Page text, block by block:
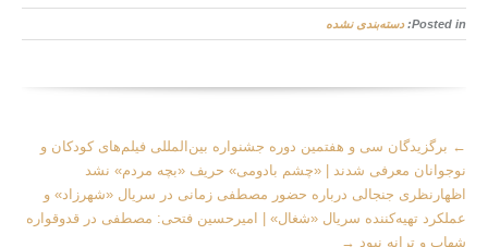
Posted in: دسته‌بندی نشده
More
Articles
← برگزیدگان سی و هفتمین دوره جشنواره بین‌المللی فیلم‌های کودکان و
نوجوانان معرفی شدند | «چشم بادومی» حریف «بچه مردم» نشد
اظهارنظری جنجالی درباره حضور مصطفی زمانی در سریال «شهرزاد» و
عملکرد تهیه‌کننده سریال «شغال» | امیرحسین فتحی: مصطفی در قدوقواره
شهاب و ترانه نبود →